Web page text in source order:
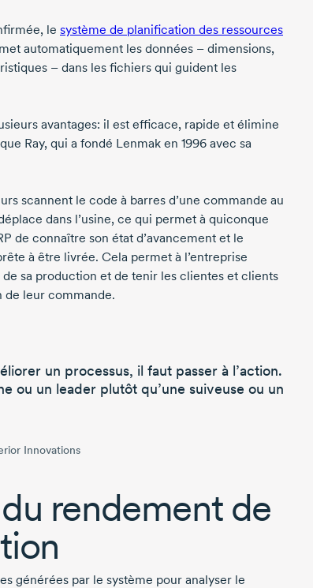
le système de planification des ressources
automatiquement les données – dimensions,
– dans les fichiers qui guident les
avantages: il est efficace, rapide et élimine
Ray, qui a fondé Lenmak en 1996 avec sa
scannent le code à barres d’une commande au
dans l’usine, ce qui permet à quiconque
de connaître son état d’avancement et le
à être livrée. Cela permet à l’entreprise
sa production et de tenir les clientes et clients
de leur commande.
un processus, il faut passer à l’action.
ou un leader plutôt qu’une suiveuse ou un
Innovations
du rendement de
générées par le système pour analyser le